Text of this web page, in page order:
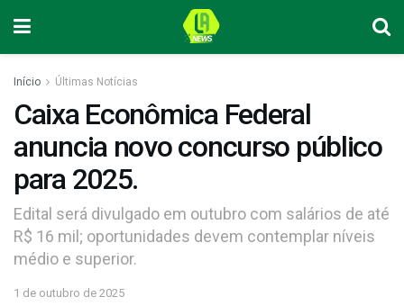
Início Últimas Notícias
Caixa Econômica Federal
anuncia novo concurso público
para 2025.
Edital será divulgado em outubro com salários de até
R$ 16 mil; oportunidades devem contemplar níveis
médio e superior.
1 de outubro de 2025